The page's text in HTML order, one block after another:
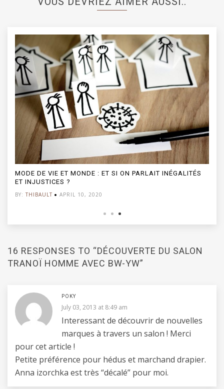
ENVOYER DES FAIRE-PART DE MARIAGE EN 2021
BY:THIBAULT MARCH 5, 2021
16 RESPONSES TO “DÉCOUVERTE DU SALON
TRANOÏ HOMME AVEC BW-YW”
POKY
July 03, 2013 at 8:49 am
Interessant de découvrir de nouvelles
marques à travers un salon ! Merci
pour cet article !
Petite préférence pour hédus et marchand drapier.
Anna izorchka est très “décalé” pour moi.